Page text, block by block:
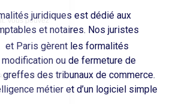
à votre consentement. Vous pouvez
le modifier à tout moment.
la suite, cliquez sur le lien 'Préférences
page.
juridiques est dédié aux
et notaires. Nos juristes
et Paris gèrent les formalités
modification ou de fermeture de
des tribunaux de commerce.
métier et d’un logiciel simple